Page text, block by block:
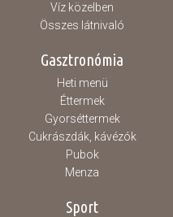
Víz közelben
Összes látnivaló
Gasztronómia
Heti menü
Éttermek
Gyorséttermek
Cukrászdák, kávézók
Pubok
Menza
Sport